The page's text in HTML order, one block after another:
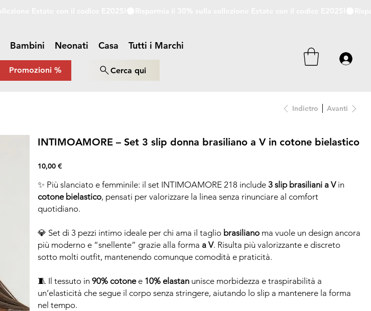
Bambini Neonati Casa
Tutti i Marchi
Cerca qui
Promozioni %
Indietro Avanti
INTIMOAMORE – Set 3 slip donna brasiliano a V in cotone bielastico
Prezzo
10,00 €
✨ Più slanciato e femminile: il set INTIMOAMORE 218 include 3 slip brasiliani a Vin
cotone bielastico, pensati per valorizzare la linea senza rinunciare al comfort
quotidiano.
💎 Set di 3 pezzi intimo ideale per chi ama il taglio brasiliano ma vuole un design ancora
più moderno e “snellente” grazie alla forma a V. Risulta più valorizzante e discreto
sotto molti outfit, mantenendo comunque comodità e praticità.
🧵 Il tessuto in 90% cotonee 10% elastan unisce morbidezza e traspirabilità a
un’elasticità che segue il corpo senza stringere, aiutando lo slip a mantenere la forma
nel tempo.